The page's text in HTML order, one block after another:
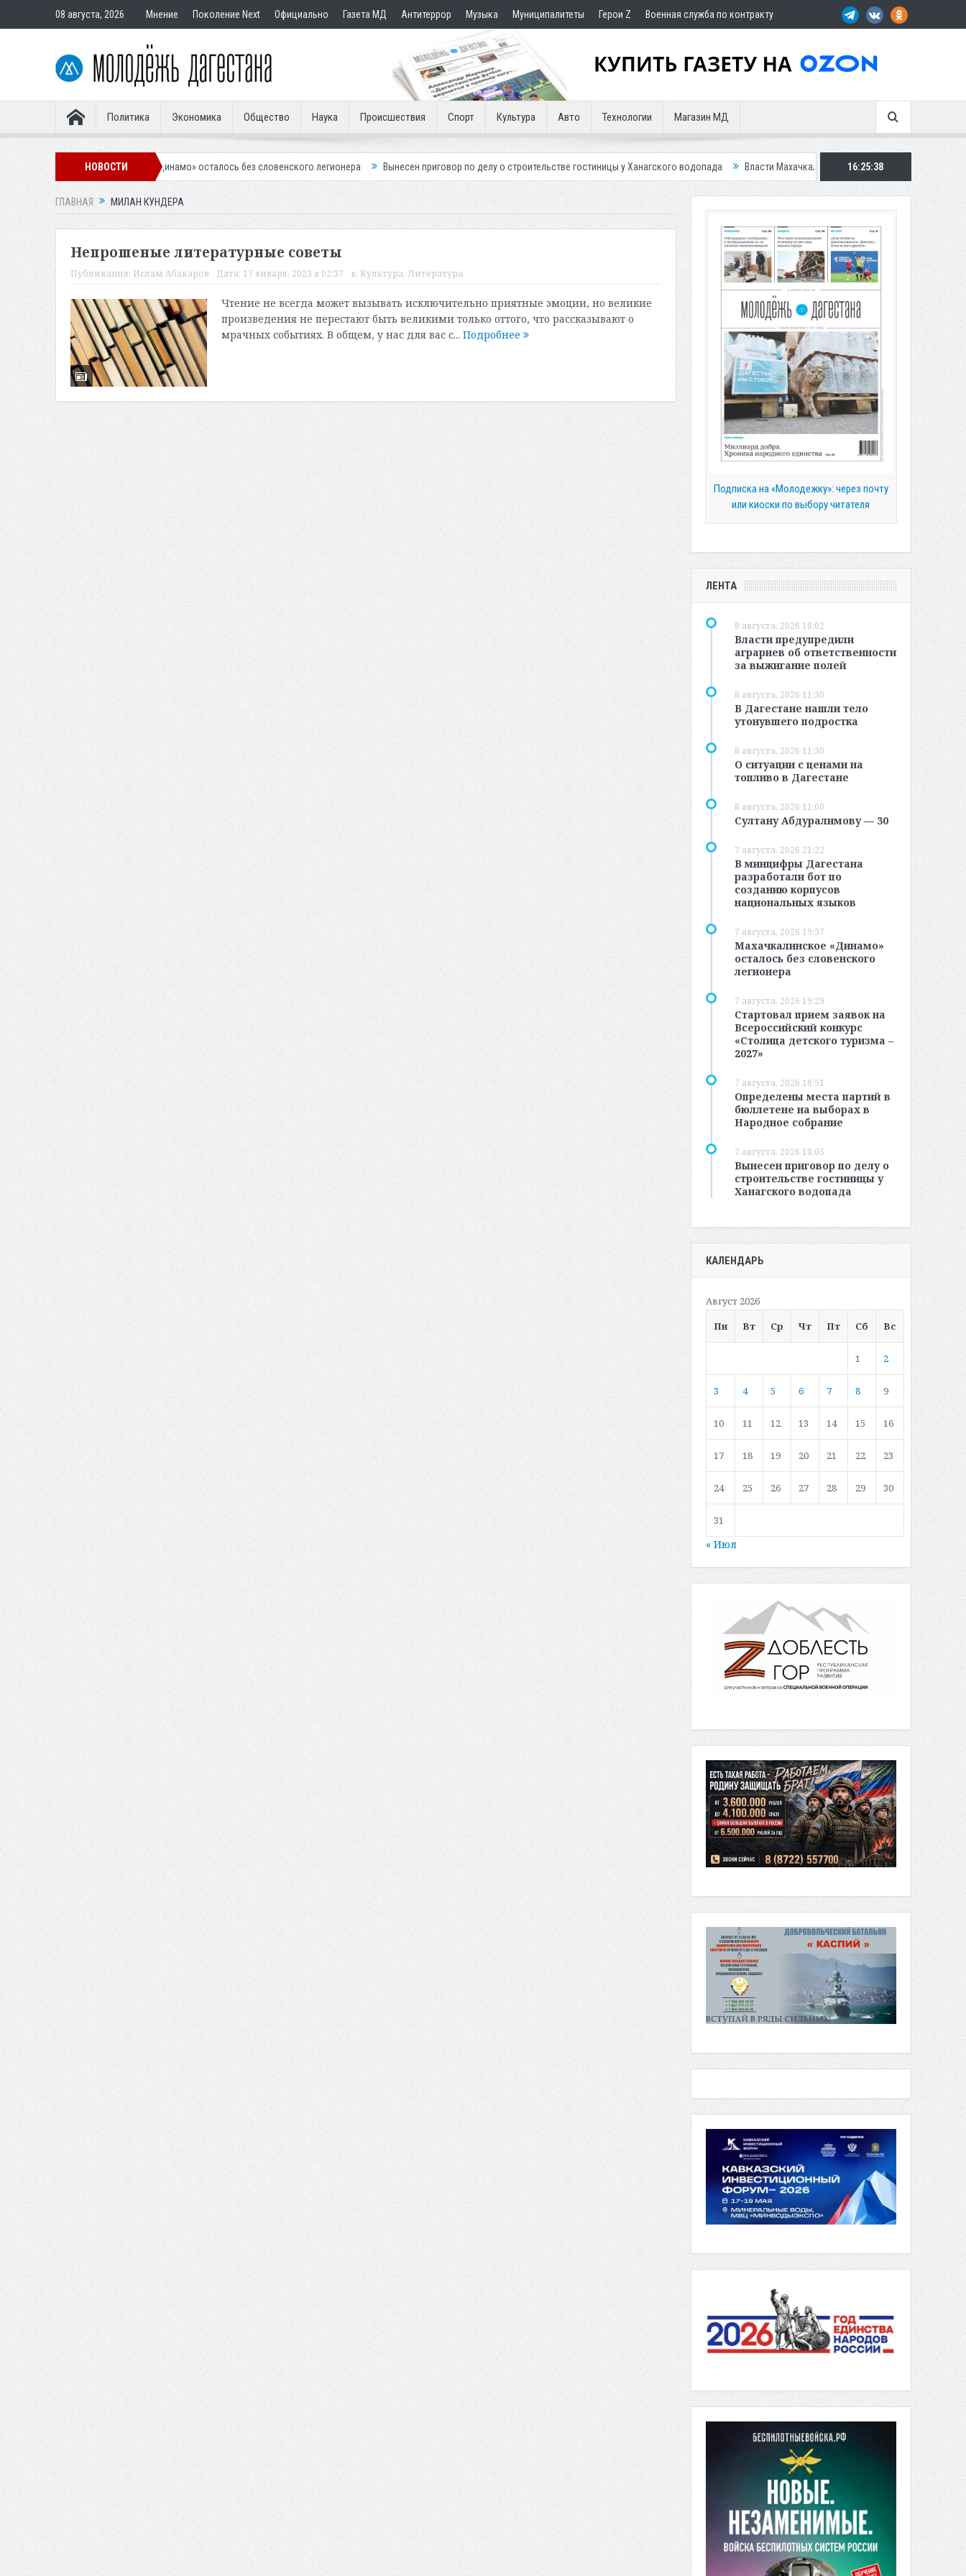
08 августа, 2026 Мнение Поколение Next Официально Газета МД Антитеррор Музыка Муниципалитеты Герои Z Военная служба по контракту
Политика Экономика Общество Наука Происшествия Спорт Культура Авто Технологии Магазин МД
НОВОСТИ
Махачкалинское «Динамо» осталось без словенского легионера Вынесен приговор по делу о строительстве гостиницы у Ханагского водопада Власти Махачкалы планирует внедрить новую систему для
16:25:39
ГЛАВНАЯ МИЛАН КУНДЕРА
Непрошеные литературные советы
Публикация: Ислам Абакаров Дата: 17 января, 2023 в 02:37 в: Культура, Литература
Чтение не всегда может вызывать исключительно приятные эмоции, но великие
произведения не перестают быть великими только оттого, что рассказывают о
мрачных событиях. В общем, у нас для вас с... Подробнее
Подписка на «Молодежку»: через почту
или киоски по выбору читателя
ЛЕНТА
8 августа, 2026 18:02
Власти предупредили
аграриев об ответственности
за выжигание полей
8 августа, 2026 11:30
В Дагестане нашли тело
утонувшего подростка
8 августа, 2026 11:30
О ситуации с ценами на
топливо в Дагестане
8 августа, 2026 11:00
Султану Абдуралимову — 30
7 августа, 2026 21:22
В минцифры Дагестана
разработали бот по
созданию корпусов
национальных языков
7 августа, 2026 19:37
Махачкалинское «Динамо»
осталось без словенского
легионера
7 августа, 2026 19:29
Стартовал прием заявок на
Всероссийский конкурс
«Столица детского туризма –
2027»
7 августа, 2026 18:51
Определены места партий в
бюллетене на выборах в
Народное собрание
7 августа, 2026 18:05
Вынесен приговор по делу о
строительстве гостиницы у
Ханагского водопада
КАЛЕНДАРЬ
Август 2026
Пн
Вт Ср Чт Пт Сб Вс
1 2
3 4 5 6 7 8 9
10 11 12 13 14 15 16
17 18 19 20 21 22 23
24 25 26 27 28 29 30
31
« Июл